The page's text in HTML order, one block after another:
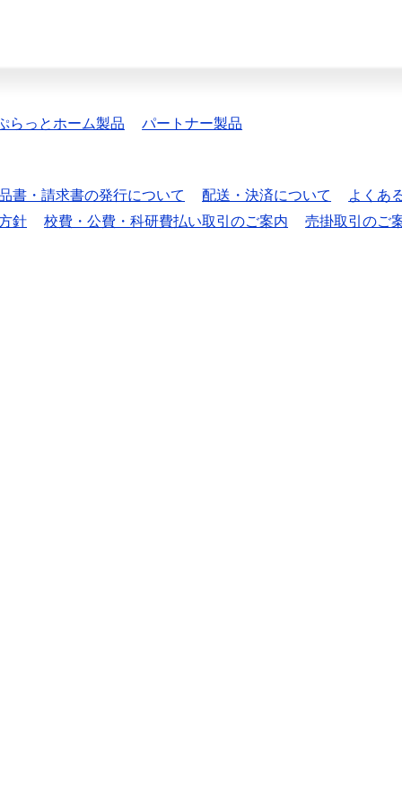
らっとホーム製品 パートナー製品
書・請求書の発行について 配送・決済について
よくあ
針 校費・公費・科研費払い取引のご案内 売掛取引のご